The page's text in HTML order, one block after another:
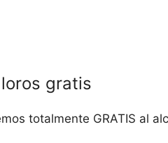
gratis
totalmente GRATIS al